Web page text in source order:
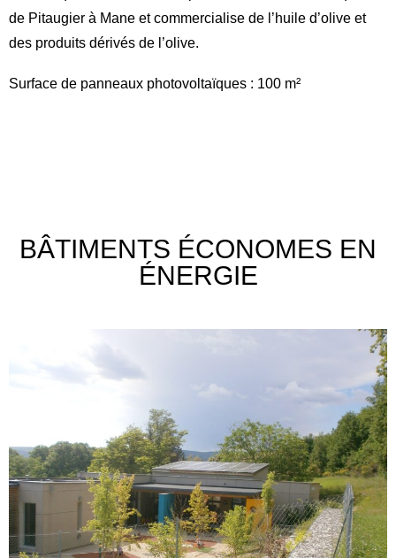
de Pitaugier à Mane et commercialise de l’huile d’olive et
des produits dérivés de l’olive.
Surface de panneaux photovoltaïques : 100 m²
BÂTIMENTS ÉCONOMES EN
ÉNERGIE